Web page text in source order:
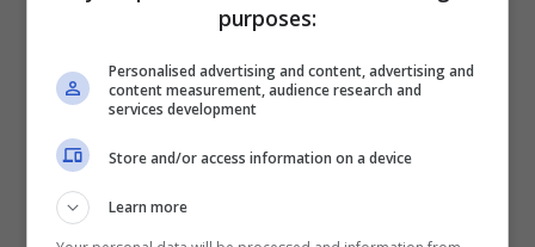
(ANSA) Notizie.com
I leader dell’Unione Europea, tra cui anche
la premier del nostro paese Giorgia
purposes:
Personalised advertising and content, advertising and
content measurement, audience research and
services development
Store and/or access information on a device
Learn more